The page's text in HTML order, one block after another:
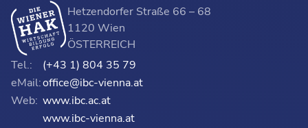
Hetzendorfer Straße 66 – 68
1120 Wien
ÖSTERREICH
Tel.:
(+43 1) 804 35 79
eMail:office@ibc-vienna.at
Web: www.ibc.ac.at
www.ibc-vienna.at